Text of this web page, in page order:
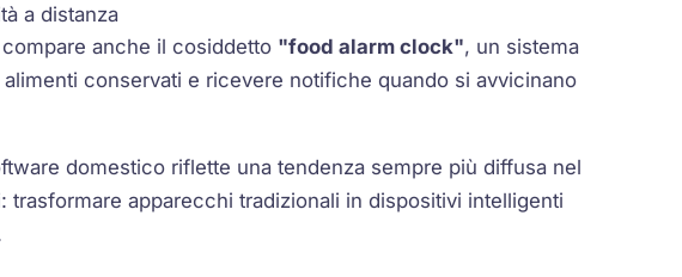
a distanza
anche il cosiddetto "food alarm clock", un sistema
conservati e ricevere notifiche quando si avvicinano
domestico riflette una tendenza sempre più diffusa nel
trasformare apparecchi tradizionali in dispositivi intelligenti